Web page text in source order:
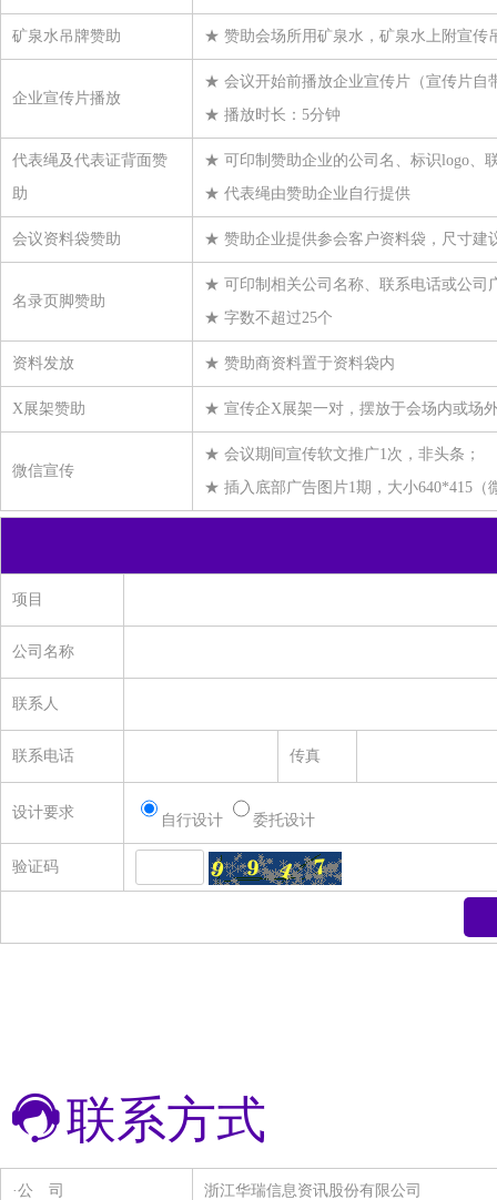
宿迁市振兴化工有限公司
浦江奈斯过滤器材有限公司
杭州逸宸化纤有限公司
衢州巨化锦纶有限责任公司
江苏双良氨纶有限公司
蓬莱红卫化工有限公司
万华化学（烟台）销售有限公司
宿迁联盛科技股份有限公司
横店集团得邦工程塑料有限公司
南京福邦特东方化工有限公司
上海神马工程塑料有限公司
中国石化长城能源化工（宁夏）有限公司
江苏月源纤维科技有限公司
天津海晶聚合有限公司
福建四合商贸有限公司
浙江鼎艺新材料科技有限公司
矿泉水吊牌赞助 ★ 赞助会场所用矿泉水，矿泉水上附宣传
企业宣传片播放
★ 会议开始前播放企业宣传片（宣传片自
★ 播放时长：5分钟
代表绳及代表证背面赞
助
★ 可印制赞助企业的公司名、标识logo、
★ 代表绳由赞助企业自行提供
会议资料袋赞助 ★ 赞助企业提供参会客户资料袋，尺寸建
名录页脚赞助
★ 可印制相关公司名称、联系电话或公司
★ 字数不超过25个
资料发放 ★ 赞助商资料置于资料袋内
X展架赞助 ★ 宣传企X展架一对，摆放于会场内或场
微信宣传
★ 会议期间宣传软文推广1次，非头条；
★ 插入底部广告图片1期，大小640*415（
项目
公司名称
联系人
联系电话 传真
设计要求 自行设计 委托设计
验证码
联系方式
·公 司 浙江华瑞信息资讯股份有限公司